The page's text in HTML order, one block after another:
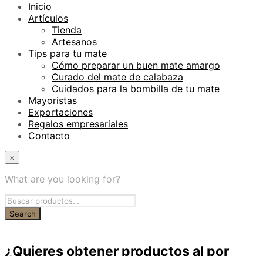
Inicio
Artículos
Tienda
Artesanos
Tips para tu mate
Cómo preparar un buen mate amargo
Curado del mate de calabaza
Cuidados para la bombilla de tu mate
Mayoristas
Exportaciones
Regalos empresariales
Contacto
×
What are you looking for?
¿Quieres obtener productos al por